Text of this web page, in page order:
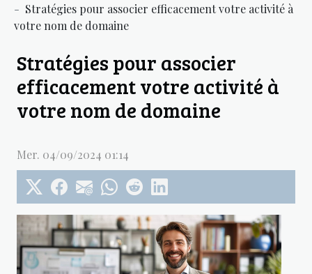
Stratégies pour associer efficacement votre activité à
votre nom de domaine
Stratégies pour associer
efficacement votre activité à
votre nom de domaine
Mer. 04/09/2024 01:14